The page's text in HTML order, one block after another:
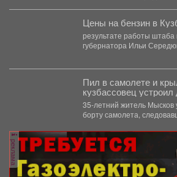
Цены на бензин в
результате работы штаба
губернатора Ильи
Пил в самолете и
кузбассовец
Петербурга
35-летний житель Мысков
борту самолета,
реклама